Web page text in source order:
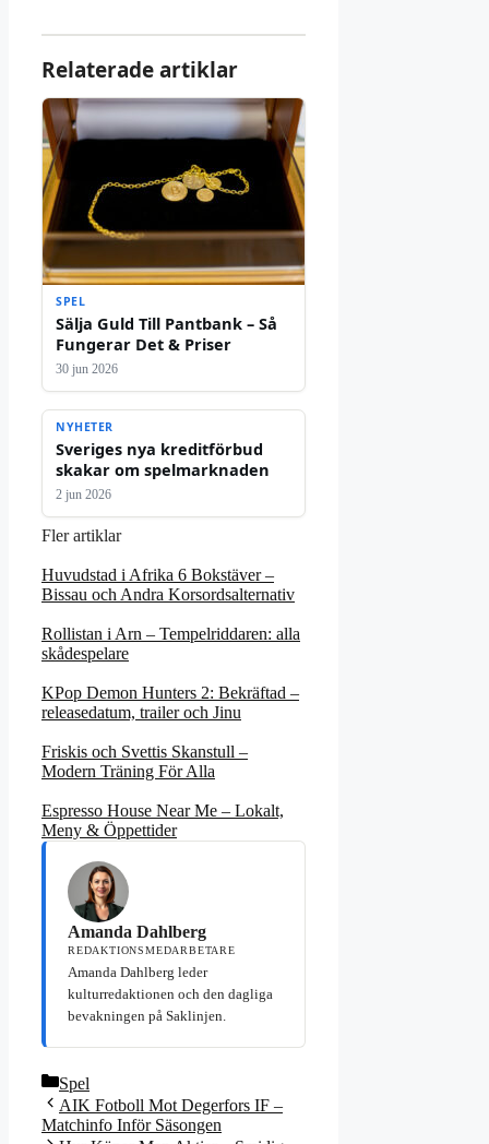
Relaterade artiklar
SPEL
Sälja Guld Till Pantbank – Så
Fungerar Det & Priser
30 jun 2026
NYHETER
Sveriges nya kreditförbud
skakar om spelmarknaden
2 jun 2026
Fler artiklar
Huvudstad i Afrika 6 Bokstäver –
Bissau och Andra Korsordsalternativ
Rollistan i Arn – Tempelriddaren: alla
skådespelare
KPop Demon Hunters 2: Bekräftad –
releasedatum, trailer och Jinu
Friskis och Svettis Skanstull –
Modern Träning För Alla
Espresso House Near Me – Lokalt,
Meny & Öppettider
Amanda Dahlberg
REDAKTIONSMEDARBETARE
Amanda Dahlberg leder
kulturredaktionen och den dagliga
bevakningen på Saklinjen.
Kategorier
Spel
AIK Fotboll Mot Degerfors IF –
Matchinfo Inför Säsongen